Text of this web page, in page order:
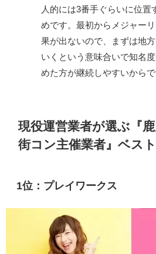
人的には3番手ぐらいに位置
めです。最初からメジャー
果が出ないので、まずは地
いくという意味合いで知名
めた方が継続しやすいからで
現役運営業者が選ぶ『
街コン主催業者』ベス
1位：プレイワークス